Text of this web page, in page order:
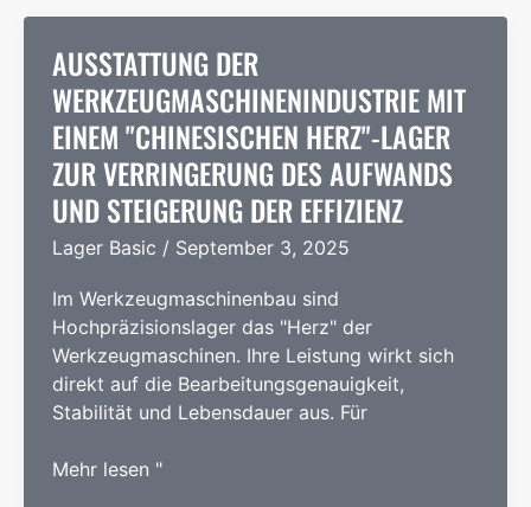
Korrosionsbeständigkeit
von
dünnwandigen
Lagern
AUSSTATTUNG DER
WERKZEUGMASCHINENINDUSTRIE MIT
EINEM "CHINESISCHEN HERZ"-LAGER
ZUR VERRINGERUNG DES AUFWANDS
UND STEIGERUNG DER EFFIZIENZ
Lager Basic / September 3, 2025
Im Werkzeugmaschinenbau sind
Hochpräzisionslager das "Herz" der
Werkzeugmaschinen. Ihre Leistung wirkt sich
direkt auf die Bearbeitungsgenauigkeit,
Stabilität und Lebensdauer aus. Für
Ausstattung
Mehr lesen "